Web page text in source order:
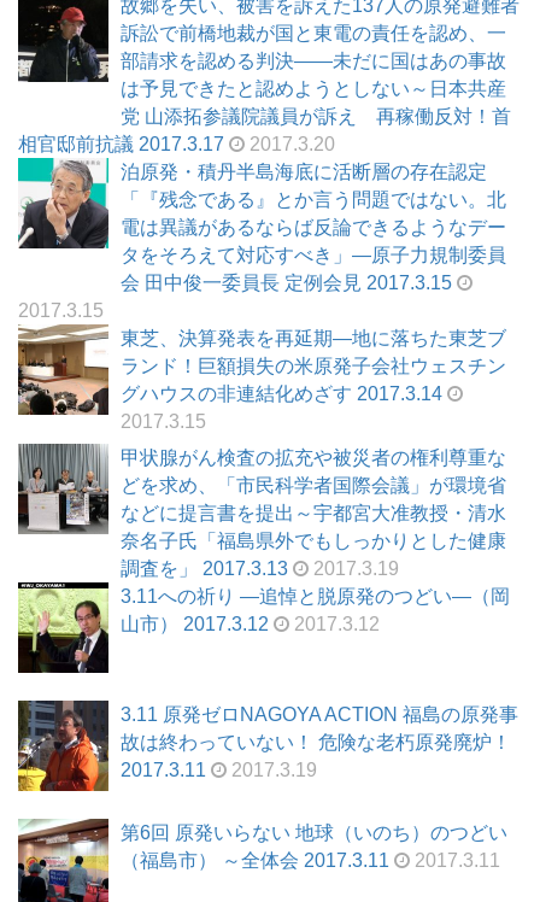
故郷を失い、被害を訴えた137人の原発避難者
訴訟で前橋地裁が国と東電の責任を認め、一
部請求を認める判決――未だに国はあの事故
は予見できたと認めようとしない～日本共産
党 山添拓参議院議員が訴え 再稼働反対！首
相官邸前抗議 2017.3.17
2017.3.20
泊原発・積丹半島海底に活断層の存在認定
「『残念である』とか言う問題ではない。北
電は異議があるならば反論できるようなデー
タをそろえて対応すべき」―原子力規制委員
会 田中俊一委員長 定例会見 2017.3.15
2017.3.15
東芝、決算発表を再延期―地に落ちた東芝ブ
ランド！巨額損失の米原発子会社ウェスチン
グハウスの非連結化めざす 2017.3.14
2017.3.15
甲状腺がん検査の拡充や被災者の権利尊重な
どを求め、「市民科学者国際会議」が環境省
などに提言書を提出～宇都宮大准教授・清水
奈名子氏「福島県外でもしっかりとした健康
調査を」 2017.3.13
2017.3.19
3.11への祈り ―追悼と脱原発のつどい―（岡
山市） 2017.3.12
2017.3.12
3.11 原発ゼロNAGOYA ACTION 福島の原発事
故は終わっていない！ 危険な老朽原発廃炉！
2017.3.11
2017.3.19
第6回 原発いらない 地球（いのち）のつどい
（福島市） ～全体会 2017.3.11
2017.3.11